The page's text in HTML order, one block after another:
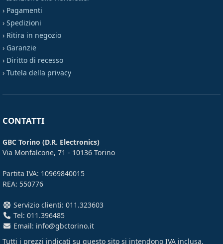
› Pagamenti
› Spedizioni
› Ritira in negozio
› Garanzie
› Diritto di recesso
› Tutela della privacy
CONTATTI
GBC Torino (D.R. Electronics)
Via Monfalcone, 71 - 10136 Torino
Partita IVA: 10969840015
REA: 550776
Servizio clienti: 011.323603
Tel: 011.396485
Email: info@gbctorino.it
Tutti i prezzi indicati su questo sito si intendono IVA inclusa.